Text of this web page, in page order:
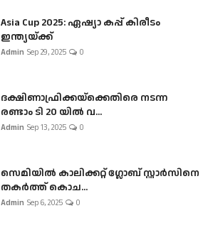
Asia Cup 2025: ഏഷ്യാ കപ്പ് കിരീടം
ഇന്ത്യയ്ക്ക്
Admin Sep 29, 2025 0
ദക്ഷിണാഫ്രിക്കയ്‌ക്കെതിരെ നടന്ന
രണ്ടാം ടി 20 യിൽ വ...
Admin Sep 13, 2025 0
സെമിയിൽ കാലിക്കറ്റ് ഗ്ലോബ് സ്റ്റാർസിനെ
തകർത്ത് കൊച...
Admin Sep 6, 2025 0